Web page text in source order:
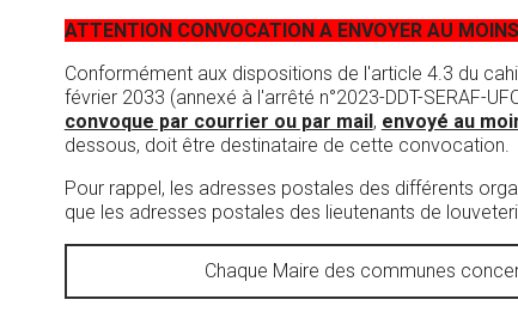
ATTENTION CONVOCATION A ENVOYER AU
Conformément aux dispositions de l'article 4.3 du
février 2033 (annexé à l'arrêté n°2023-DDT-SERAF-
convoque par courrier ou par mail, envoyé au
dessous, doit être destinataire de cette convocation.
Pour rappel, les adresses postales des différents
que les adresses postales des lieutenants de
Chaque Maire des communes